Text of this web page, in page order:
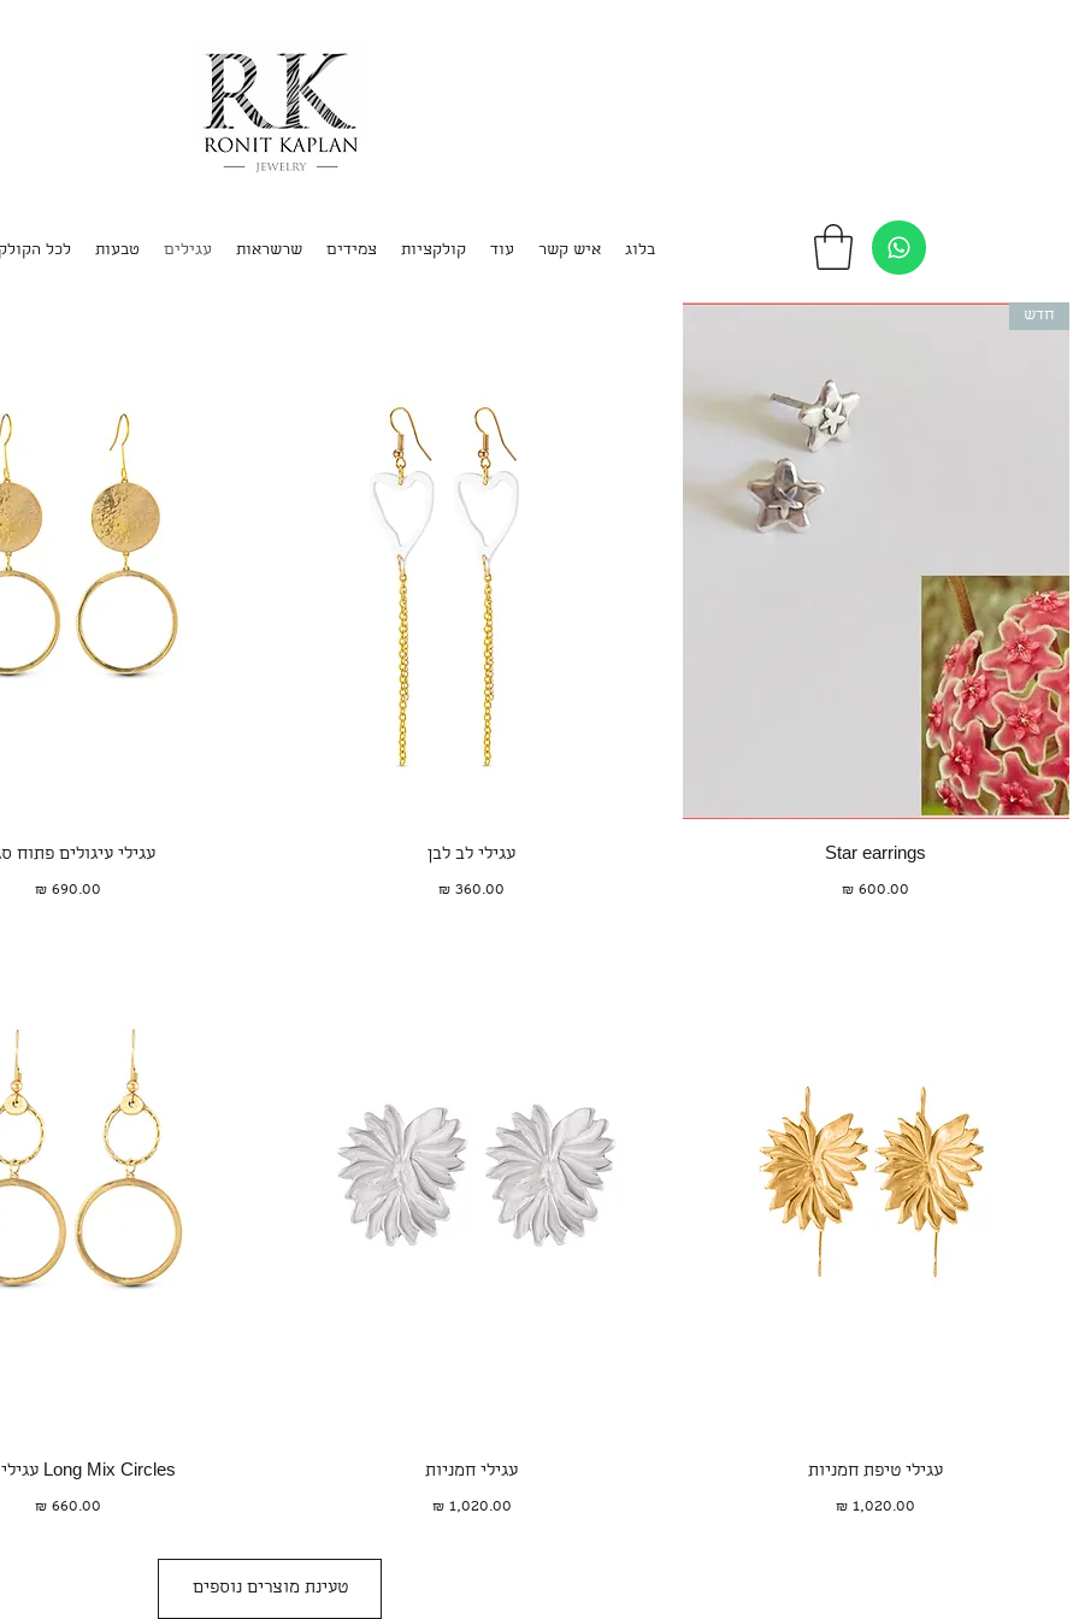
לכל טבעות עגילים שרשראות צמידים קולקציות עוד איש קשר בלוג
תצוגה מהירה
חדש
Star earrings
מחיר
תצוגה מהירה
עגילי לב לבן
מחיר
תצוגה מהירה
עגילי עיגולים פתוח
מחיר
תצוגה מהירה
עגילי טיפת חמניות
מחיר
תצוגה מהירה
עגילי חמניות
מחיר
תצוגה מהירה
Long Mix Circles עגילי טיפה
מחיר
טעינת מוצרים נוספים